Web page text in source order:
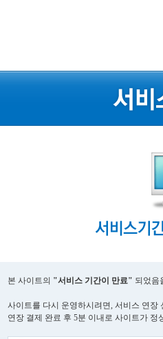
본 사이트의 "서비스 기간이 만료" 되었음
사이트를 다시 운영하시려면, 서비스 연장
연장 결제 완료 후 5분 이내로 사이트가 정